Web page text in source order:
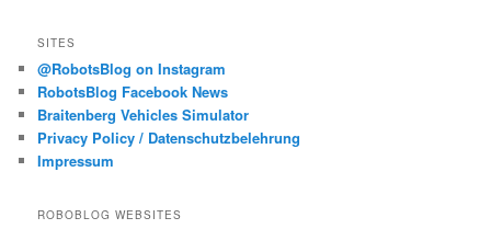
SITES
@RobotsBlog on Instagram
RobotsBlog Facebook News
Braitenberg Vehicles Simulator
Privacy Policy / Datenschutzbelehrung
Impressum
ROBOBLOG WEBSITES